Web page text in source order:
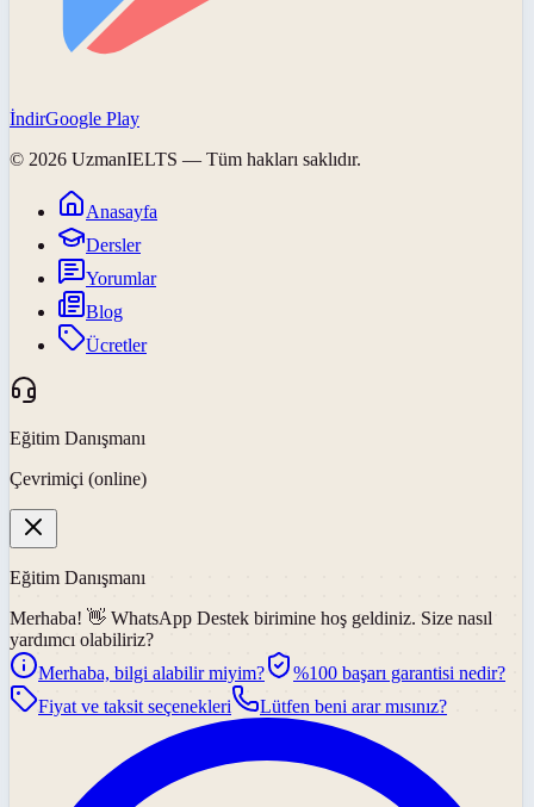
İndirGoogle Play
© 2026 UzmanIELTS — Tüm hakları saklıdır.
Anasayfa
Dersler
Yorumlar
Blog
Ücretler
Eğitim Danışmanı
Çevrimiçi (online)
Eğitim Danışmanı
Merhaba! 👋 WhatsApp Destek birimine hoş geldiniz. Size nasıl
yardımcı olabiliriz?
Merhaba, bilgi alabilir miyim?
%100 başarı garantisi nedir?
Fiyat ve taksit seçenekleri
Lütfen beni arar mısınız?